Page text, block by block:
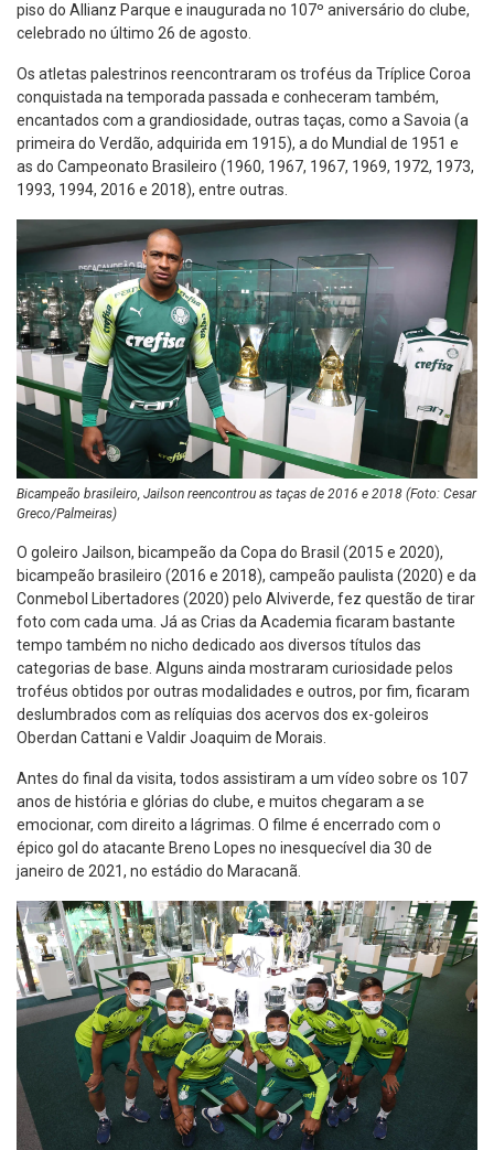
piso do Allianz Parque e inaugurada no 107º aniversário do clube,
celebrado no último 26 de agosto.
Os atletas palestrinos reencontraram os troféus da Tríplice Coroa
conquistada na temporada passada e conheceram também,
encantados com a grandiosidade, outras taças, como a Savoia (a
primeira do Verdão, adquirida em 1915), a do Mundial de 1951 e
as do Campeonato Brasileiro (1960, 1967, 1967, 1969, 1972, 1973,
1993, 1994, 2016 e 2018), entre outras.
Bicampeão brasileiro, Jailson reencontrou as taças de 2016 e 2018 (Foto: Cesar
Greco/Palmeiras)
O goleiro Jailson, bicampeão da Copa do Brasil (2015 e 2020),
bicampeão brasileiro (2016 e 2018), campeão paulista (2020) e da
Conmebol Libertadores (2020) pelo Alviverde, fez questão de tirar
foto com cada uma. Já as Crias da Academia ficaram bastante
tempo também no nicho dedicado aos diversos títulos das
categorias de base. Alguns ainda mostraram curiosidade pelos
troféus obtidos por outras modalidades e outros, por fim, ficaram
deslumbrados com as relíquias dos acervos dos ex-goleiros
Oberdan Cattani e Valdir Joaquim de Morais.
Antes do final da visita, todos assistiram a um vídeo sobre os 107
anos de história e glórias do clube, e muitos chegaram a se
emocionar, com direito a lágrimas. O filme é encerrado com o
épico gol do atacante Breno Lopes no inesquecível dia 30 de
janeiro de 2021, no estádio do Maracanã.